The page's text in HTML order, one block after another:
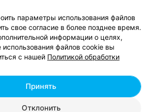
возле метро Кунцевщина в
возле метро Октябрьская в
параметры использования файлов
свое согласие в более позднее время.
информации о целях,
использования файлов cookie вы
с нашей Политикой обработки
Отклонить
Принять